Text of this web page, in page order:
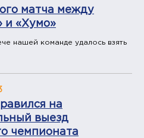
матча между
и «Хумо»
нашей команде удалось взять
на
выезд
чемпионата